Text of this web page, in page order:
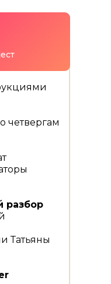
четвергам
разбор
Татьяны